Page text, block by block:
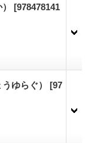
[978478141
ゆらぐ） [97